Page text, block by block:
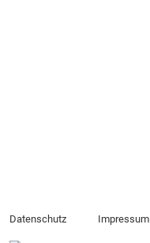
Datenschutz Impressum